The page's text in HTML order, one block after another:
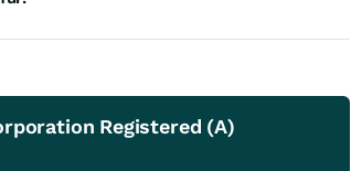
Registered (A)